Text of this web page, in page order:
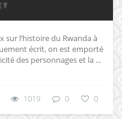
l’histoire du Rwanda à
écrit, on est emporté
des personnages et la ...
1019 0 0